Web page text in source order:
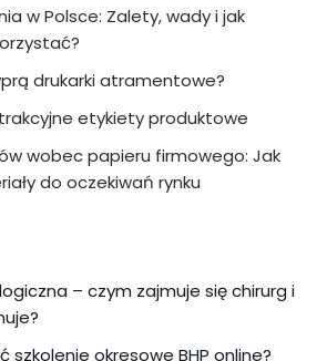
w Polsce: Zalety, wady i jak
drukarki atramentowe?
etykiety produktowe
wobec papieru firmowego: Jak
do oczekiwań rynku
– czym zajmuje się chirurg i
szkolenie okresowe BHP online?